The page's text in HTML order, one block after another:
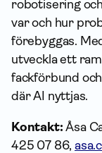
robotisering
var och hur
förebyggas.
utveckla ett
fackförbund
där AI nyttjas.
Kontakt: Åsa
425 07 86,